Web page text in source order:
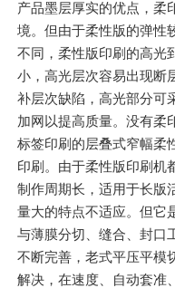
产品墨层厚实的优点，柔
境。但由于柔性版的弹性
不同，柔性版印刷的高光
小，高光层次容易出现断
补层次缺陷，高光部分可
加网以提高质量。没有柔
标签印刷的层叠式窄幅柔
印刷。由于柔性版印刷机
制作周期长，适用于长版
量大的特点不适应。但它
与薄膜分切、缝合、封口
不断完善，老式平压平模
解决，在速度、自动套准